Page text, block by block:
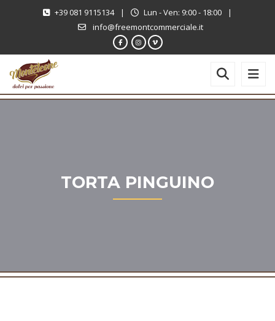
+39 081 9115134 | Lun - Ven: 9:00 - 18:00
|
info@freemontcommerciale.it
TORTA PINGUINO